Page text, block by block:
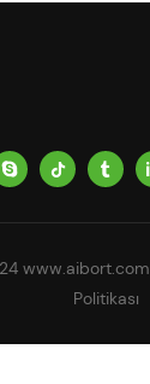
www.aibort.com
Politikası